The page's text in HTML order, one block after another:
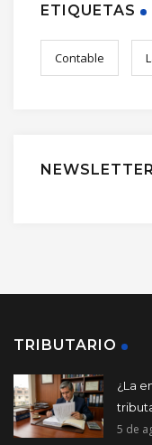
ETIQUETAS
Contable
NEWSLETTER
TRIBUTARIO
¿La
5 de